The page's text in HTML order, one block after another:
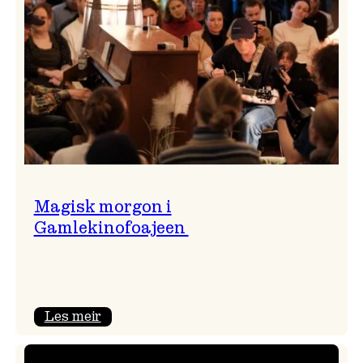
Magisk morgon i
Gamlekinofoajeen
Les meir: